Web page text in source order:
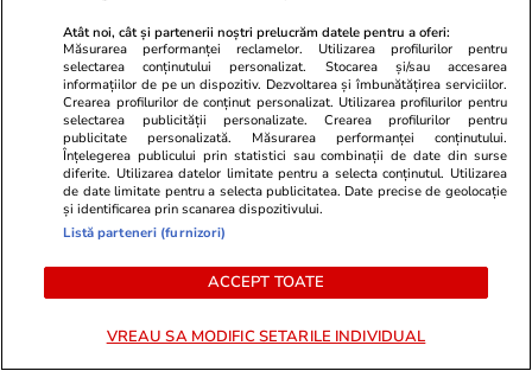
Vacanțe și Cultură 10:39
Destinația de vacanță unde
rechinii înoată atât de aproape de
mal, încât pot fi atinși de turiști:
Vacanțe și
Cinci
Lufthansa
dacă ne
Atât noi, cât și partenerii noștri prelucrăm datele pentru a oferi:
Măsurarea performanței reclamelor. Utilizarea profilurilor pentru
selectarea conținutului personalizat. Stocarea și/sau accesarea
informațiilor de pe un dispozitiv. Dezvoltarea și îmbunătățirea serviciilor.
Crearea profilurilor de conținut personalizat. Utilizarea profilurilor pentru
selectarea publicității personalizate. Crearea profilurilor pentru
publicitate personalizată. Măsurarea performanței conținutului.
Înțelegerea publicului prin statistici sau combinații de date din surse
diferite. Utilizarea datelor limitate pentru a selecta conținutul. Utilizarea
de date limitate pentru a selecta publicitatea. Date precise de geolocație
și identificarea prin scanarea dispozitivului.
Listă parteneri (furnizori)
ACCEPT TOATE
VREAU SA MODIFIC SETARILE INDIVIDUAL